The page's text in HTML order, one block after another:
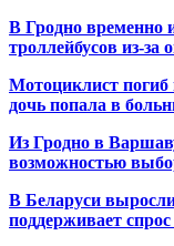
В Гродно временно
троллейбусов из-за
Мотоциклист погиб
дочь попала в
Из Гродно в
возможностью
В Беларуси
поддерживает